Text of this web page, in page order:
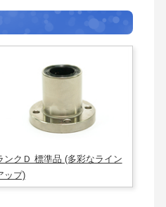
ンクＤ 標準品 (多彩なライン
ップ)